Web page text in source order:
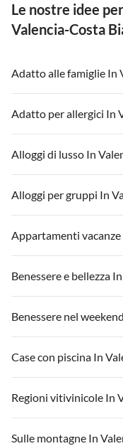
Le nostre idee
Valencia-Costa
Adatto alle famiglie In
Adatto per allergici In
Alloggi di lusso In
Alloggi per gruppi In
Benessere e bellezza
Benessere nel
Case con piscina In
Regioni vitivinicole In
Sulle montagne In